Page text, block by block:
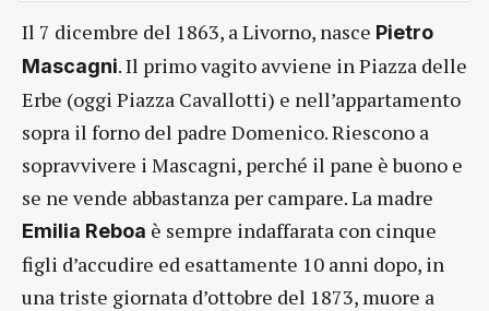
Il 7 dicembre del 1863, a Livorno, nasce Pietro
Mascagni. Il primo vagito avviene in Piazza delle
Erbe (oggi Piazza Cavallotti) e nell’appartamento
sopra il forno del padre Domenico. Riescono a
sopravvivere i Mascagni, perché il pane è buono e
se ne vende abbastanza per campare. La madre
Emilia Reboa è sempre indaffarata con cinque
figli d’accudire ed esattamente 10 anni dopo, in
una triste giornata d’ottobre del 1873, muore a